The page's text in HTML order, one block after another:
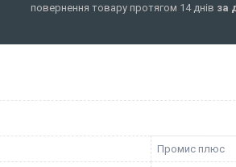
повернення товару протягом 14 днів за
Промис плюс